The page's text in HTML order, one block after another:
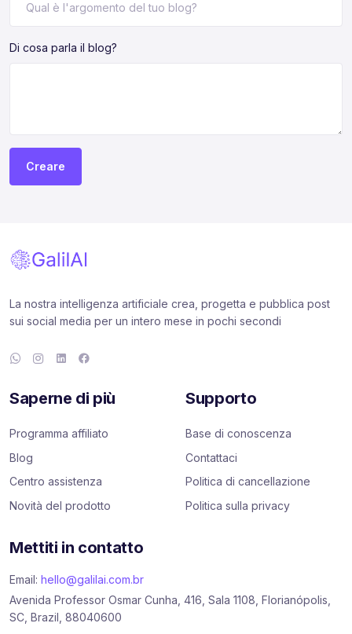
Di cosa parla il blog?
Creare
La nostra intelligenza artificiale crea, progetta e pubblica post
sui social media per un intero mese in pochi secondi
Saperne di più
Programma affiliato
Blog
Centro assistenza
Novità del prodotto
Supporto
Base di conoscenza
Contattaci
Politica di cancellazione
Politica sulla privacy
Mettiti in contatto
Email: hello@galilai.com.br
Avenida Professor Osmar Cunha, 416, Sala 1108, Florianópolis,
SC, Brazil, 88040600